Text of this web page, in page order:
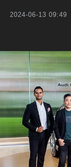
2024-06-13 09:49